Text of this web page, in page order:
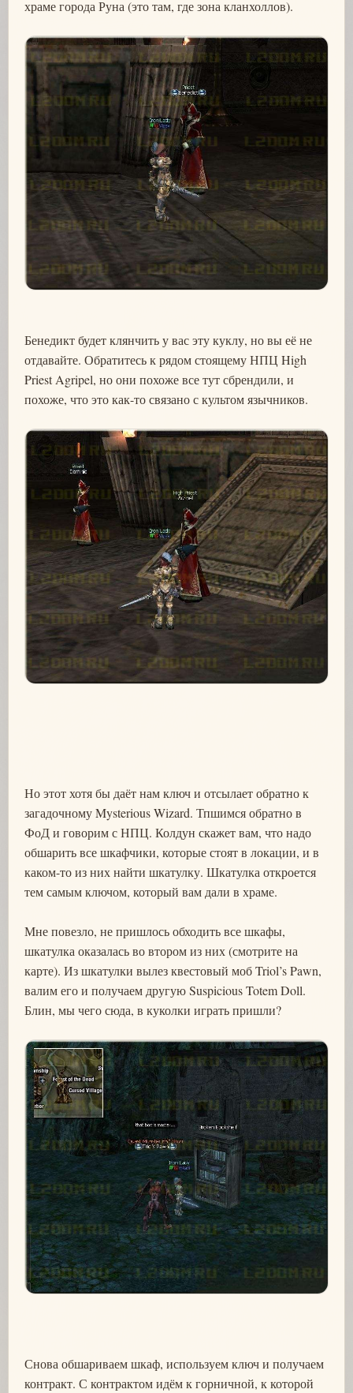
храме города Руна (это там, где зона кланхоллов).
Бенедикт будет клянчить у вас эту куклу, но вы её не
отдавайте. Обратитесь к рядом стоящему НПЦ High
Priest Agripel, но они похоже все тут сбрендили, и
похоже, что это как-то связано с культом язычников.
Но этот хотя бы даёт нам ключ и отсылает обратно к
загадочному Mysterious Wizard. Тпшимся обратно в
ФоД и говорим с НПЦ. Колдун скажет вам, что надо
обшарить все шкафчики, которые стоят в локации, и в
каком-то из них найти шкатулку. Шкатулка откроется
тем самым ключом, который вам дали в храме.
Мне повезло, не пришлось обходить все шкафы,
шкатулка оказалась во втором из них (смотрите на
карте). Из шкатулки вылез квестовый моб Triol’s Pawn,
валим его и получаем другую Suspicious Totem Doll.
Блин, мы чего сюда, в куколки играть пришли?
Снова обшариваем шкаф, используем ключ и получаем
контракт. С контрактом идём к горничной, к которой